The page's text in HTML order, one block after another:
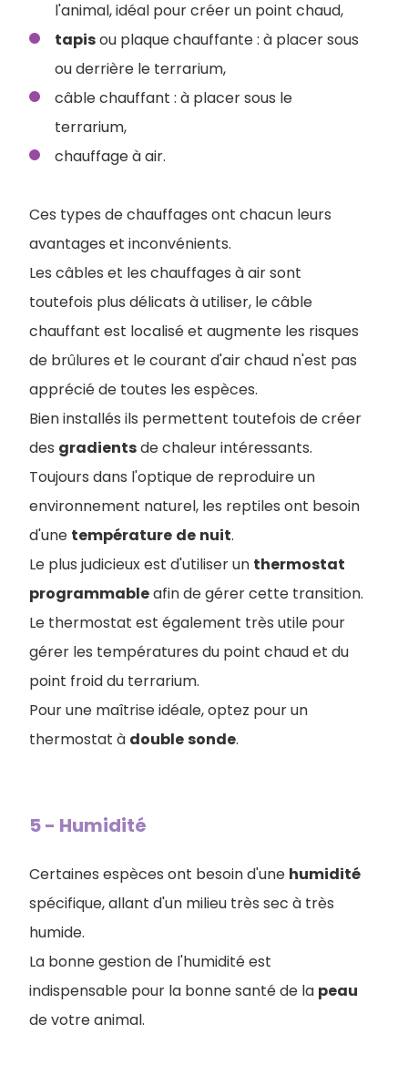
l'animal, idéal pour créer un point chaud,
tapisou plaque chauffante : à placer sous
ou derrière le terrarium,
câble chauffant : à placer sous le
terrarium,
chauffage à air.
Ces types de chauffages ont chacun leurs
avantages et inconvénients.
Les câbles et les chauffages à air sont
toutefois plus délicats à utiliser, le câble
chauffant est localisé et augmente les risques
de brûlures et le courant d'air chaud n'est pas
apprécié de toutes les espèces.
Bien installés ils permettent toutefois de créer
des gradientsde chaleur intéressants.
Toujours dans l'optique de reproduire un
environnement naturel, les reptiles ont besoin
d'une température de nuit.
Le plus judicieux est d'utiliser un thermostat
programmableafin de gérer cette transition.
Le thermostat est également très utile pour
gérer les températures du point chaud et du
point froid du terrarium.
Pour une maîtrise idéale, optez pour un
thermostat à doublesonde.
5 - Humidité
Certaines espèces ont besoin d'une humidité
spécifique, allant d'un milieu très sec à très
humide.
La bonne gestion de l'humidité est
indispensable pour la bonne santé de la peau
de votre animal.